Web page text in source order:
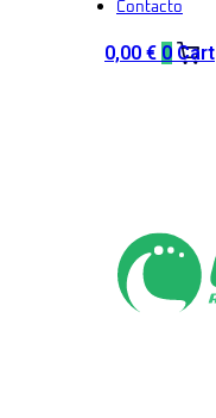
Contacto
0,00 € 0 Cart